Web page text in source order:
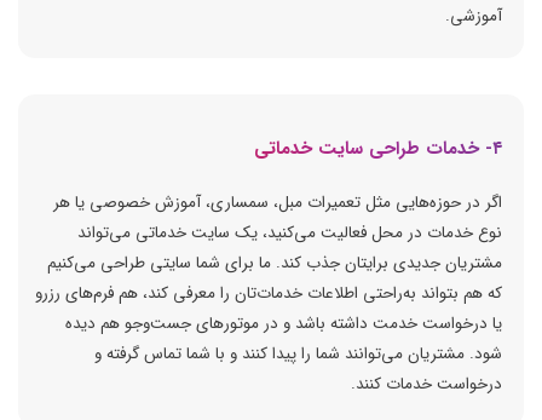
آموزشی.
۴- خدمات طراحی سایت خدماتی
اگر در حوزه‌هایی مثل تعمیرات مبل، سمساری، آموزش خصوصی یا هر
نوع خدمات در محل فعالیت می‌کنید، یک سایت خدماتی می‌تواند
مشتریان جدیدی برایتان جذب کند. ما برای شما سایتی طراحی می‌کنیم
که هم بتواند به‌راحتی اطلاعات خدمات‌تان را معرفی کند، هم فرم‌های رزرو
یا درخواست خدمت داشته باشد و در موتورهای جست‌وجو هم دیده
شود. مشتریان می‌توانند شما را پیدا کنند و با شما تماس گرفته و
درخواست خدمات کنند.